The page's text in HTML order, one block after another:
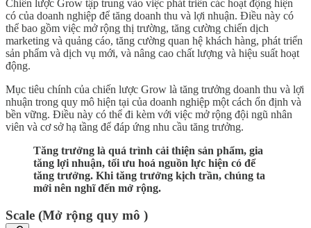
Chiến lược Grow tập trung vào việc phát triển các hoạt động hiện
có của doanh nghiệp để tăng doanh thu và lợi nhuận. Điều này có
thể bao gồm việc mở rộng thị trường, tăng cường chiến dịch
marketing và quảng cáo, tăng cường quan hệ khách hàng, phát triển
sản phẩm và dịch vụ mới, và nâng cao chất lượng và hiệu suất hoạt
động.
Mục tiêu chính của chiến lược Grow là tăng trưởng doanh thu và lợi
nhuận trong quy mô hiện tại của doanh nghiệp một cách ổn định và
bền vững. Điều này có thể đi kèm với việc mở rộng đội ngũ nhân
viên và cơ sở hạ tầng để đáp ứng nhu cầu tăng trưởng.
Tăng trưởng là quá trình cải thiện sản phẩm, gia
tăng lợi nhuận, tối ưu hoá nguồn lực hiện có để
tăng trưởng. Khi tăng trưởng kịch trần, chúng ta
mới nên nghĩ đến mở rộng.
Scale (Mở rộng quy mô )